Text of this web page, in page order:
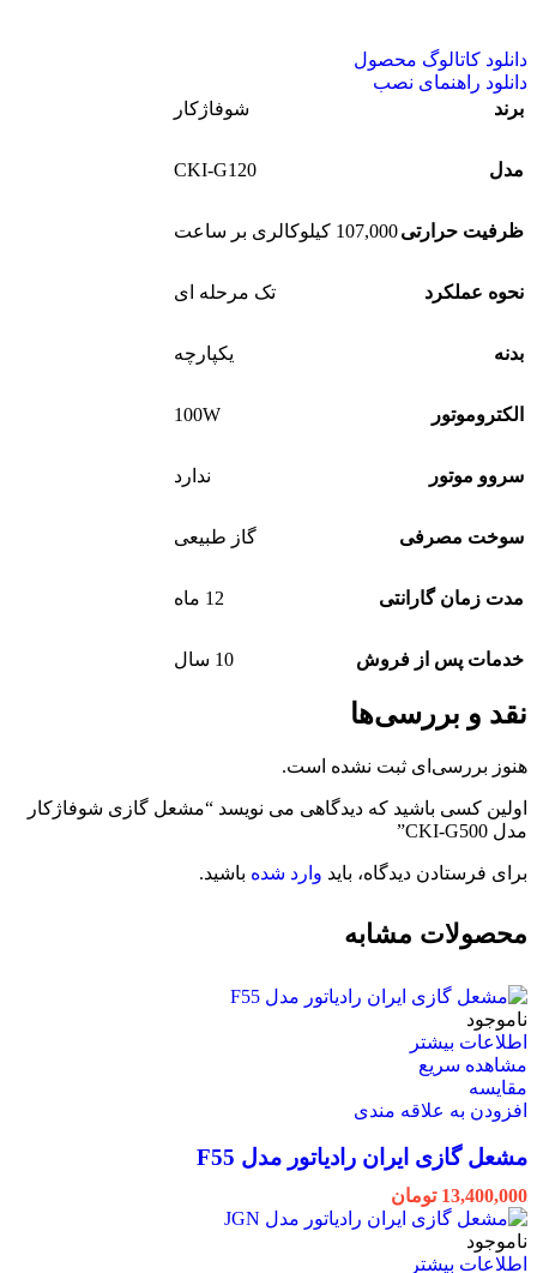
دانلود کاتالوگ محصول
دانلود راهنمای نصب
برند
شوفاژکار
مدل CKI-G120
ظرفیت حرارتی107,000 کیلوکالری بر ساعت
نحوه عملکرد تک مرحله ای
بدنه یکپارچه
الکتروموتور 100W
سروو موتور ندارد
سوخت مصرفی گاز طبیعی
مدت زمان گارانتی 12 ماه
خدمات پس از فروش 10 سال
نقد و بررسی‌ها
هنوز بررسی‌ای ثبت نشده است.
اولین کسی باشید که دیدگاهی می نویسد “مشعل گازی شوفاژکار
مدل CKI-G500”
برای فرستادن دیدگاه، باید وارد شده باشید.
محصولات مشابه
ناموجود
اطلاعات بیشتر
مشاهده سریع
مقایسه
افزودن به علاقه مندی
مشعل گازی ایران رادیاتور مدل F55
13,400,000 تومان
ناموجود
اطلاعات بیشتر